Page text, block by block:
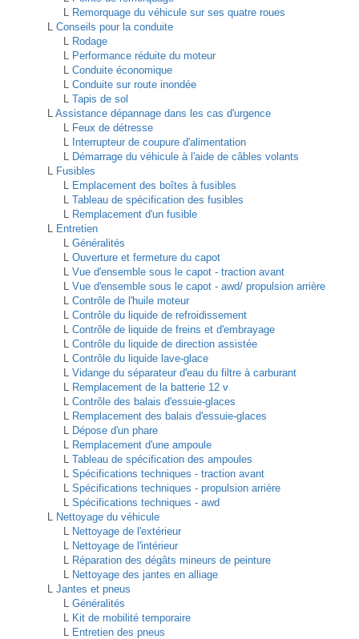
L Remorquage du véhicule sur ses quatre roues
L Conseils pour la conduite
L Rodage
L Performance réduite du moteur
L Conduite économique
L Conduite sur route inondée
L Tapis de sol
L Assistance dépannage dans les cas d'urgence
L Feux de détresse
L Interrupteur de coupure d'alimentation
L Démarrage du véhicule à l'aide de câbles volants
L Fusibles
L Emplacement des boîtes à fusibles
L Tableau de spécification des fusibles
L Remplacement d'un fusible
L Entretien
L Généralités
L Ouverture et fermeture du capot
L Vue d'ensemble sous le capot - traction avant
L Vue d'ensemble sous le capot - awd/ propulsion arrière
L Contrôle de l'huile moteur
L Contrôle du liquide de refroidissement
L Contrôle de liquide de freins et d'embrayage
L Contrôle du liquide de direction assistée
L Contrôle du liquide lave-glace
L Vidange du séparateur d'eau du filtre à carburant
L Remplacement de la batterie 12 v
L Contrôle des balais d'essuie-glaces
L Remplacement des balais d'essuie-glaces
L Dépose d'un phare
L Remplacement d'une ampoule
L Tableau de spécification des ampoules
L Spécifications techniques - traction avant
L Spécifications techniques - propulsion arrière
L Spécifications techniques - awd
L Nettoyage du véhicule
L Nettoyage de l'extérieur
L Nettoyage de l'intérieur
L Réparation des dégâts mineurs de peinture
L Nettoyage des jantes en alliage
L Jantes et pneus
L Généralités
L Kit de mobilité temporaire
L Entretien des pneus